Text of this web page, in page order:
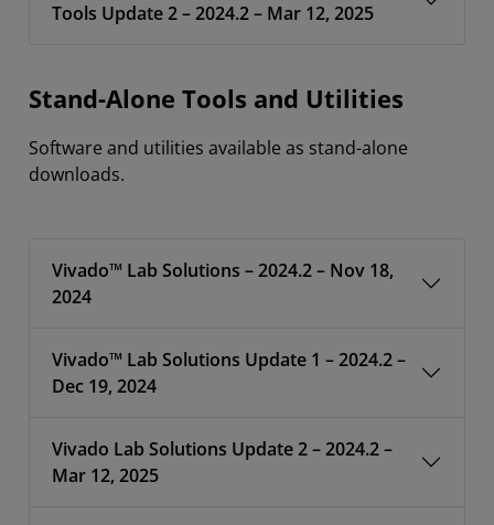
Tools Update 2 – 2024.2 – Mar 12, 2025
Stand-Alone Tools and Utilities
Software and utilities available as stand-alone
downloads.
Vivado™ Lab Solutions – 2024.2 – Nov 18,
2024
Vivado™ Lab Solutions Update 1 – 2024.2 –
Dec 19, 2024
Vivado Lab Solutions Update 2 – 2024.2 –
Mar 12, 2025